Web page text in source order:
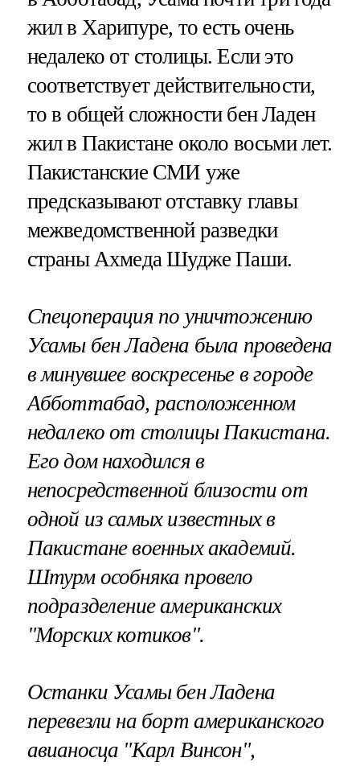
жил в Харипуре, то есть очень
недалеко от столицы. Если это
соответствует действительности,
то в общей сложности бен Ладен
жил в Пакистане около восьми лет.
Пакистанские СМИ уже
предсказывают отставку главы
межведомственной разведки
страны Ахмеда Шудже Паши.
Спецоперация по уничтожению
Усамы бен Ладена была проведена
в минувшее воскресенье в городе
Абботтабад, расположенном
недалеко от столицы Пакистана.
Его дом находился в
непосредственной близости от
одной из самых известных в
Пакистане военных академий.
Штурм особняка провело
подразделение американских
"Морских котиков".
Останки Усамы бен Ладена
перевезли на борт американского
авианосца "Карл Винсон",